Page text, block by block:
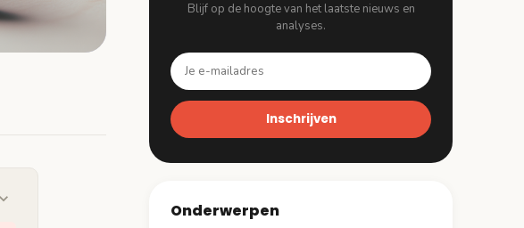
Blijf op de hoogte van het laatste nieuws en
analyses.
Inschrijven
Onderwerpen